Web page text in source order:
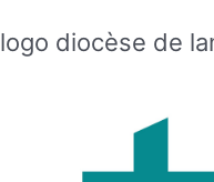
logo diocèse de